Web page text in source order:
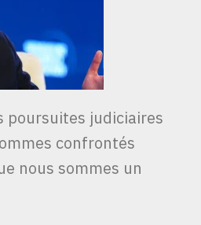
poursuites judiciaires
confrontés
nous sommes un